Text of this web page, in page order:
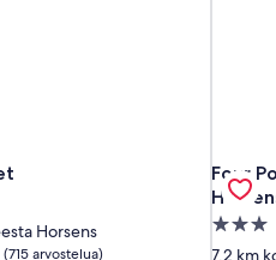
Horsens
(715 arvostelua)
Four
Four
3.0
tähden
7,2 km